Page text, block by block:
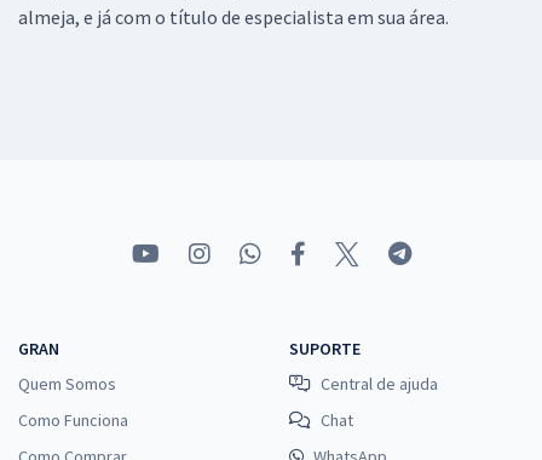
almeja, e já com o título de especialista em sua área.
GRAN
Quem Somos
Como Funciona
SUPORTE
Central de ajuda
Chat